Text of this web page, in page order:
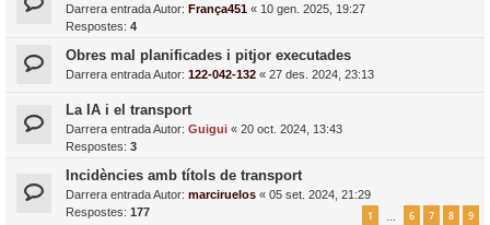
Darrera entrada Autor: França451 « 10 gen. 2025, 19:27
Respostes: 4
Obres mal planificades i pitjor executades
Darrera entrada Autor: 122-042-132 « 27 des. 2024, 23:13
La IA i el transport
Darrera entrada Autor: Guigui « 20 oct. 2024, 13:43
Respostes: 3
Incidències amb títols de transport
Darrera entrada Autor: marciruelos « 05 set. 2024, 21:29
Respostes: 177 1 6 7 8 9